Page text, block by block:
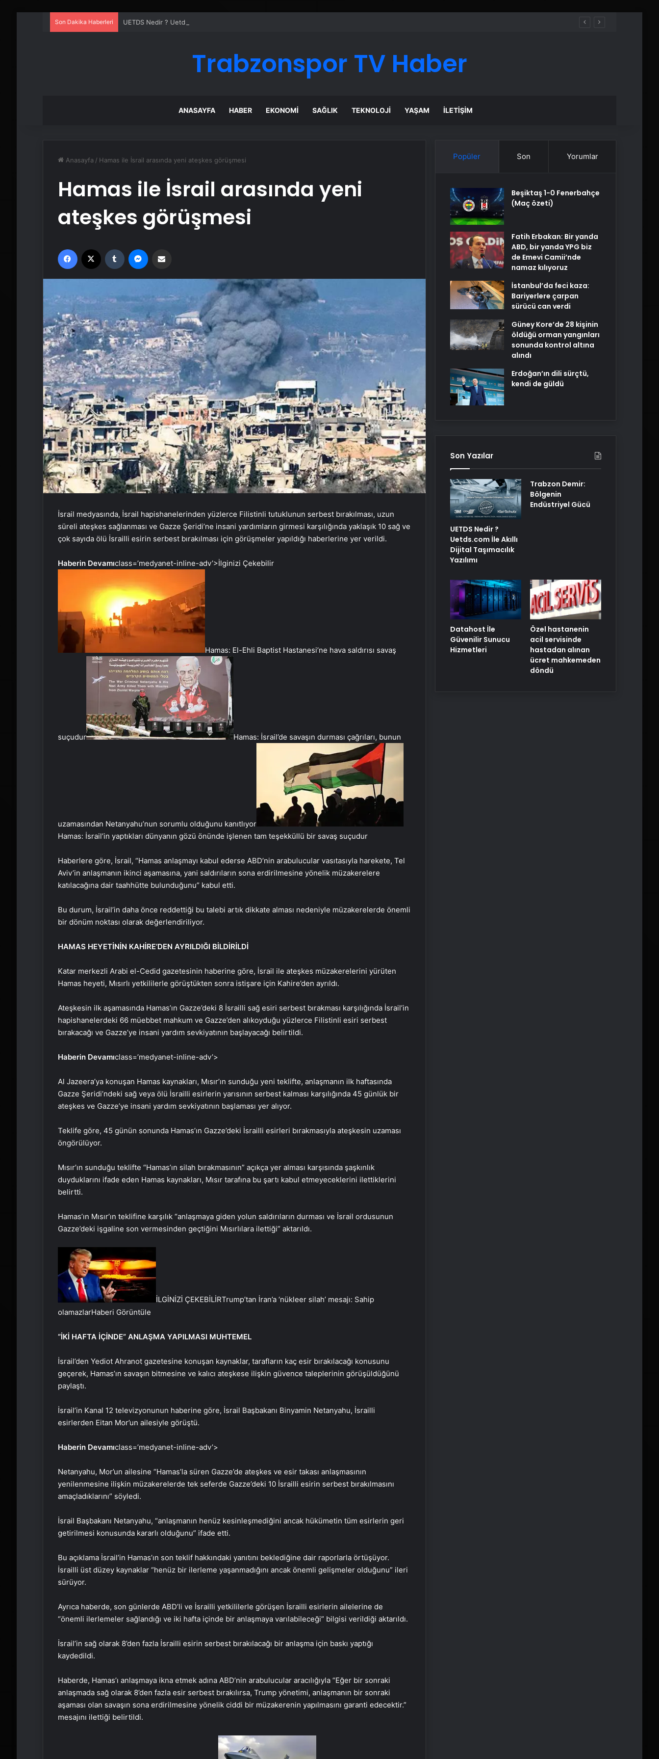
Son Dakika Haberleri UETDS Nedir ? Uetds.com İle Akıllı Dijital Taşımacılık Yazılımı
Trabzonspor TV Haber
ANASAYFA HABER EKONOMI SAĞLIK TEKNOLOJI YAŞAM İLETIŞIM
Anasayfa / Hamas ile İsrail arasında yeni ateşkes görüşmesi
Hamas ile İsrail arasında yeni
ateşkes görüşmesi
Facebook Tumblr
İsrail medyasında, İsrail hapishanelerinden yüzlerce Filistinli tutuklunun serbest bırakılması, uzun
süreli ateşkes sağlanması ve Gazze Şeridi’ne insani yardımların girmesi karşılığında yaklaşık 10 sağ ve
çok sayıda ölü İsrailli esirin serbest bırakılması için görüşmeler yapıldığı haberlerine yer verildi.
Haberin Devamıclass=’medyanet-inline-adv’>İlginizi Çekebilir
Hamas: El-Ehli Baptist Hastanesi’ne hava saldırısı savaş
suçudur Hamas: İsrail’de savaşın durması çağrıları, bunun
uzamasından Netanyahu’nun sorumlu olduğunu kanıtlıyor
Hamas: İsrail’in yaptıkları dünyanın gözü önünde işlenen tam teşekküllü bir savaş suçudur
Haberlere göre, İsrail, “Hamas anlaşmayı kabul ederse ABD’nin arabulucular vasıtasıyla harekete, Tel
Aviv’in anlaşmanın ikinci aşamasına, yani saldırıların sona erdirilmesine yönelik müzakerelere
katılacağına dair taahhütte bulunduğunu” kabul etti.
Bu durum, İsrail’in daha önce reddettiği bu talebi artık dikkate alması nedeniyle müzakerelerde önemli
bir dönüm noktası olarak değerlendiriliyor.
HAMAS HEYETİNİN KAHİRE’DEN AYRILDIĞI BİLDİRİLDİ
Katar merkezli Arabi el-Cedid gazetesinin haberine göre, İsrail ile ateşkes müzakerelerini yürüten
Hamas heyeti, Mısırlı yetkililerle görüştükten sonra istişare için Kahire’den ayrıldı.
Ateşkesin ilk aşamasında Hamas’ın Gazze’deki 8 İsrailli sağ esiri serbest bırakması karşılığında İsrail’in
hapishanelerdeki 66 müebbet mahkum ve Gazze’den alıkoyduğu yüzlerce Filistinli esiri serbest
bırakacağı ve Gazze’ye insani yardım sevkiyatının başlayacağı belirtildi.
Haberin Devamıclass=’medyanet-inline-adv’>
Al Jazeera’ya konuşan Hamas kaynakları, Mısır’ın sunduğu yeni teklifte, anlaşmanın ilk haftasında
Gazze Şeridi’ndeki sağ veya ölü İsrailli esirlerin yarısının serbest kalması karşılığında 45 günlük bir
ateşkes ve Gazze’ye insani yardım sevkiyatının başlaması yer alıyor.
Teklife göre, 45 günün sonunda Hamas’ın Gazze’deki İsrailli esirleri bırakmasıyla ateşkesin uzaması
öngörülüyor.
Mısır’ın sunduğu teklifte “Hamas’ın silah bırakmasının” açıkça yer alması karşısında şaşkınlık
duyduklarını ifade eden Hamas kaynakları, Mısır tarafına bu şartı kabul etmeyeceklerini ilettiklerini
belirtti.
Hamas’ın Mısır’ın teklifine karşılık “anlaşmaya giden yolun saldırıların durması ve İsrail ordusunun
Gazze’deki işgaline son vermesinden geçtiğini Mısırlılara ilettiği” aktarıldı.
İLGİNİZİ ÇEKEBİLİRTrump’tan İran’a ‘nükleer silah’ mesajı: Sahip
olamazlarHaberi Görüntüle
“İKİ HAFTA İÇİNDE” ANLAŞMA YAPILMASI MUHTEMEL
İsrail’den Yediot Ahranot gazetesine konuşan kaynaklar, tarafların kaç esir bırakılacağı konusunu
geçerek, Hamas’ın savaşın bitmesine ve kalıcı ateşkese ilişkin güvence taleplerinin görüşüldüğünü
paylaştı.
İsrail’in Kanal 12 televizyonunun haberine göre, İsrail Başbakanı Binyamin Netanyahu, İsrailli
esirlerden Eitan Mor’un ailesiyle görüştü.
Haberin Devamıclass=’medyanet-inline-adv’>
Netanyahu, Mor’un ailesine “Hamas’la süren Gazze’de ateşkes ve esir takası anlaşmasının
yenilenmesine ilişkin müzakerelerde tek seferde Gazze’deki 10 İsrailli esirin serbest bırakılmasını
amaçladıklarını” söyledi.
İsrail Başbakanı Netanyahu, “anlaşmanın henüz kesinleşmediğini ancak hükümetin tüm esirlerin geri
getirilmesi konusunda kararlı olduğunu” ifade etti.
Bu açıklama İsrail’in Hamas’ın son teklif hakkındaki yanıtını beklediğine dair raporlarla örtüşüyor.
İsrailli üst düzey kaynaklar “henüz bir ilerleme yaşanmadığını ancak önemli gelişmeler olduğunu” ileri
sürüyor.
Ayrıca haberde, son günlerde ABD’li ve İsrailli yetkililerle görüşen İsrailli esirlerin ailelerine de
“önemli ilerlemeler sağlandığı ve iki hafta içinde bir anlaşmaya varılabileceği” bilgisi verildiği aktarıldı.
İsrail’in sağ olarak 8’den fazla İsrailli esirin serbest bırakılacağı bir anlaşma için baskı yaptığı
kaydedildi.
Haberde, Hamas’ı anlaşmaya ikna etmek adına ABD’nin arabulucular aracılığıyla “Eğer bir sonraki
anlaşmada sağ olarak 8’den fazla esir serbest bırakılırsa, Trump yönetimi, anlaşmanın bir sonraki
aşaması olan savaşın sona erdirilmesine yönelik ciddi bir müzakerenin yapılmasını garanti edecektir.”
mesajını ilettiği belirtildi.
Popüler Son Yorumlar
Beşiktaş 1-0 Fenerbahçe
(Maç özeti)
Fatih Erbakan: Bir yanda
ABD, bir yanda YPG biz
de Emevi Camii’nde
namaz kılıyoruz
İstanbul’da feci kaza:
Bariyerlere çarpan
sürücü can verdi
Güney Kore’de 28 kişinin
öldüğü orman yangınları
sonunda kontrol altına
alındı
Erdoğan’ın dili sürçtü,
kendi de güldü
Son Yazılar
UETDS Nedir ?
Uetds.com İle Akıllı
Dijital Taşımacılık
Yazılımı
Trabzon Demir:
Bölgenin
Endüstriyel Gücü
Datahost İle
Güvenilir Sunucu
Hizmetleri
Özel hastanenin
acil servisinde
hastadan alınan
ücret mahkemeden
döndü